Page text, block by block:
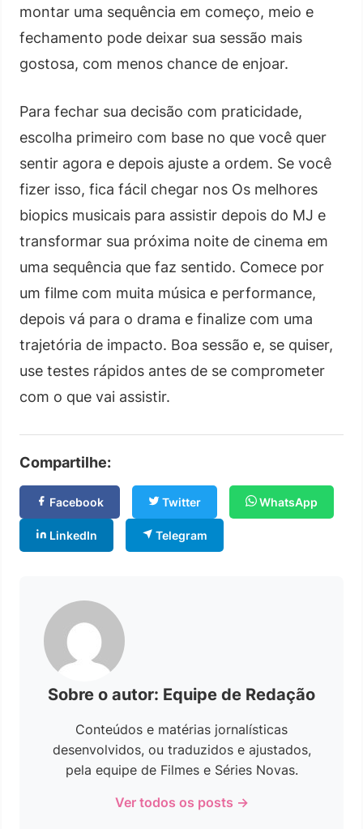
montar uma sequência em começo, meio e
fechamento pode deixar sua sessão mais
gostosa, com menos chance de enjoar.
Para fechar sua decisão com praticidade,
escolha primeiro com base no que você quer
sentir agora e depois ajuste a ordem. Se você
fizer isso, fica fácil chegar nos Os melhores
biopics musicais para assistir depois do MJ e
transformar sua próxima noite de cinema em
uma sequência que faz sentido. Comece por
um filme com muita música e performance,
depois vá para o drama e finalize com uma
trajetória de impacto. Boa sessão e, se quiser,
use testes rápidos antes de se comprometer
com o que vai assistir.
Compartilhe:
Facebook Twitter WhatsApp
LinkedIn Telegram
Sobre o autor: Equipe de Redação
Conteúdos e matérias jornalísticas
desenvolvidos, ou traduzidos e ajustados,
pela equipe de Filmes e Séries Novas.
Ver todos os posts →